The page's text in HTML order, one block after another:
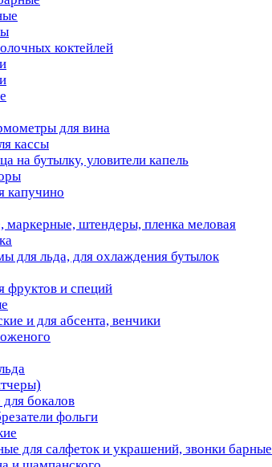
коктейлей
для вина
кассы
на бутылку, уловители капель
капучино
маркерные, штендеры, пленка меловая
для льда, для охлаждения бутылок
фруктов и специй
и для абсента, венчики
бокалов
фольги
для салфеток и украшений, звонки барные